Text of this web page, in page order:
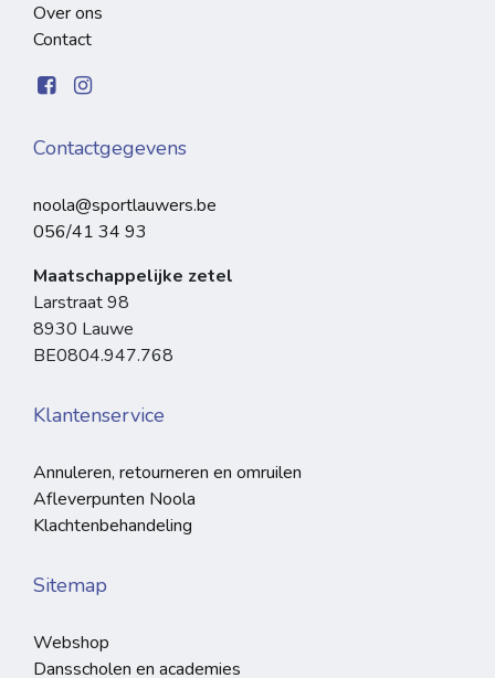
Over ons
Contact
Contactgegevens
noola@sportlauwers.be
056/41 34 93
Maatschappelijke zetel
Larstraat 98
8930 Lauwe
BE0804.947.768
Klantenservice
Annuleren, retourneren en omruilen
Afleverpunten Noola
Klachtenbehandeling
Sitemap
Webshop
Dansscholen en academies